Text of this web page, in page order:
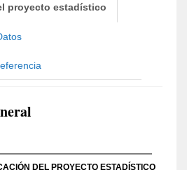
proyecto estadístico
DEL PROYECTO ESTADÍSTICO